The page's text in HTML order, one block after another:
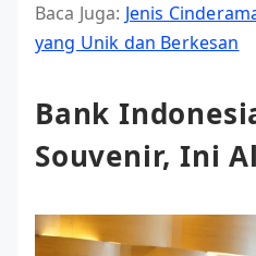
Baca Juga: Jenis
yang Unik dan Berkesan
Bank
Souvenir, Ini